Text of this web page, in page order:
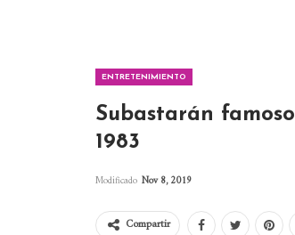
ENTRETENIMIENTO
Subastarán
1983
Modificado Nov 8, 2019
Compartir